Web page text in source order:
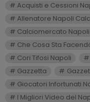
Acquisti e Cessioni
Allenatore Napoli
Calciomercato Napoli
Che Cosa Sta
Cori Tifosi Napoli
Gazzetta
Giocatori Infortunati
I Migliori Video del